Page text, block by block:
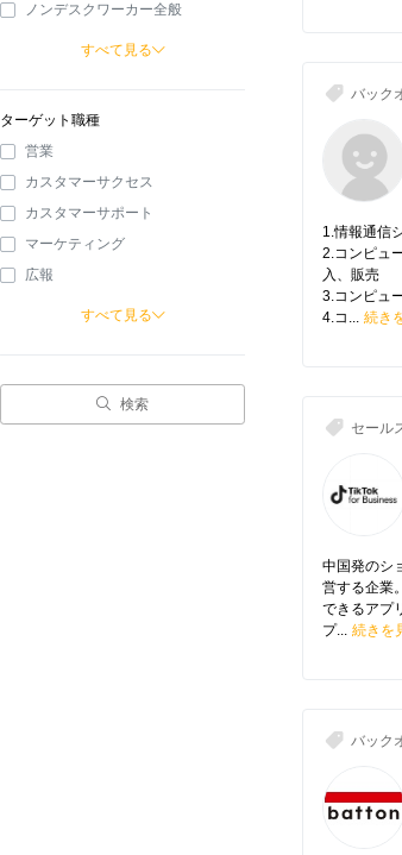
バック
1.情報通信
2.コンピュ
入、販売
3.コンピュ
4.コ... 続き
セール
中国発のシ
営する企業
できるアプ
プ... 続きを
バック
ノンデスクワーカー全般
すべて見る
ターゲット職種
営業
カスタマーサクセス
カスタマーサポート
マーケティング
広報
すべて見る
検索